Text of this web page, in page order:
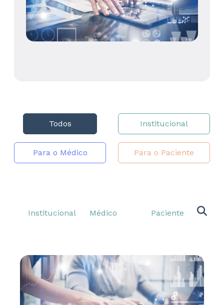
Todos Institucional
Para o Médico Para o Paciente
Institucional Médico Paciente